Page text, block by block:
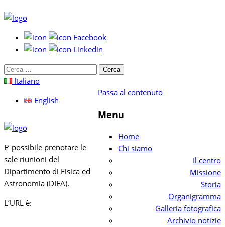
Facebook
Linkedin
Cerca
per:Italiano
English
Passa al contenuto
Menu
Home
Chi siamo
Il centro
Missione
Storia
Organigramma
Galleria fotografica
Archivio notizie
E’ possibile prenotare le
sale riunioni del
Dipartimento di Fisica ed
Astronomia (DIFA).
L’URL è: